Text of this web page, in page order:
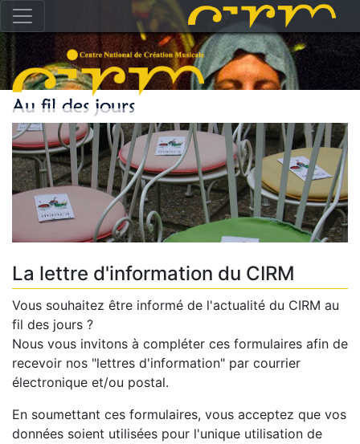
La lettre d'information du CIRM
Vous souhaitez être informé de l'actualité du CIRM au
fil des jours ?
Nous vous invitons à compléter ces formulaires afin de
recevoir nos "lettres d'information" par courrier
électronique et/ou postal.
En soumettant ces formulaires, vous acceptez que vos
données soient utilisées pour l'unique utilisation de